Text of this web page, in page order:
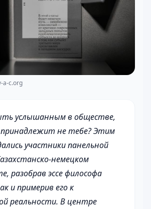
a-c.org
услышанным в обществе,
принадлежит не тебе? Этим
участники панельной
немецком
разобрав эссе философа
и примерив его к
реальности. В центре